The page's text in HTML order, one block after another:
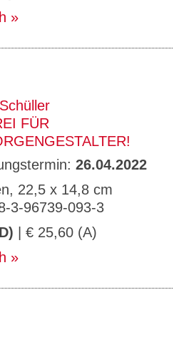
FÜR
26.04.2022
22,5 x 14,8 cm
3-96739-093-3
| € 25,60 (A)